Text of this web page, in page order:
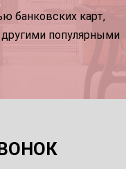
банковских карт,
популярными